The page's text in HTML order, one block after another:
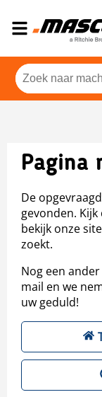
Pagina
De
gevonden.
bekijk onze
zoekt.
Nog een
mail en we
uw geduld!